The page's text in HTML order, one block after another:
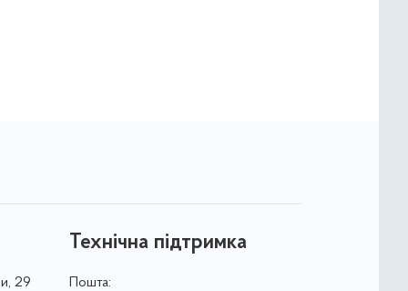
29
Технічна підтримка
Пошта: